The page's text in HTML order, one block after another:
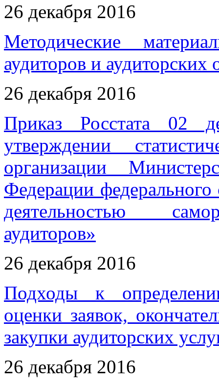
26 декабря 2016
Методические
аудиторов и аудиторских
26 декабря 2016
Приказ Росстата
утверждении
организации
Федерации федерального
деятельностью
аудиторов»
26 декабря 2016
Подходы к
оценки заявок,
закупки аудиторских
26 декабря 2016